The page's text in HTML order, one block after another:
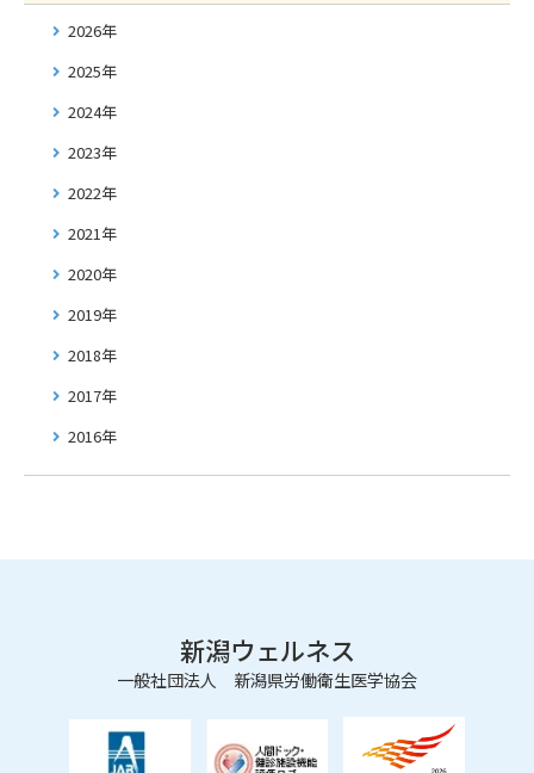
2026年
2025年
2024年
2023年
2022年
2021年
2020年
2019年
2018年
2017年
2016年
新潟ウェルネス
一般社団法人 新潟県労働衛生医学協会